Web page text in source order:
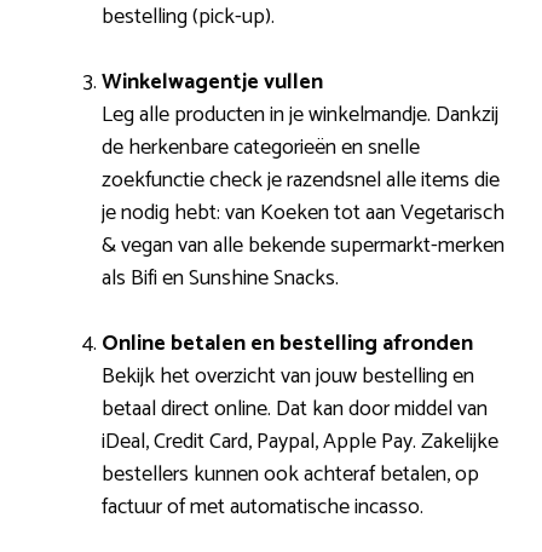
bestelling (pick-up).
Winkelwagentje vullen
Leg alle producten in je winkelmandje. Dankzij
de herkenbare categorieën en snelle
zoekfunctie check je razendsnel alle items die
je nodig hebt: van Koeken tot aan Vegetarisch
& vegan van alle bekende supermarkt-merken
als Bifi en Sunshine Snacks.
Online betalen en bestelling afronden
Bekijk het overzicht van jouw bestelling en
betaal direct online. Dat kan door middel van
iDeal, Credit Card, Paypal, Apple Pay. Zakelijke
bestellers kunnen ook achteraf betalen, op
factuur of met automatische incasso.